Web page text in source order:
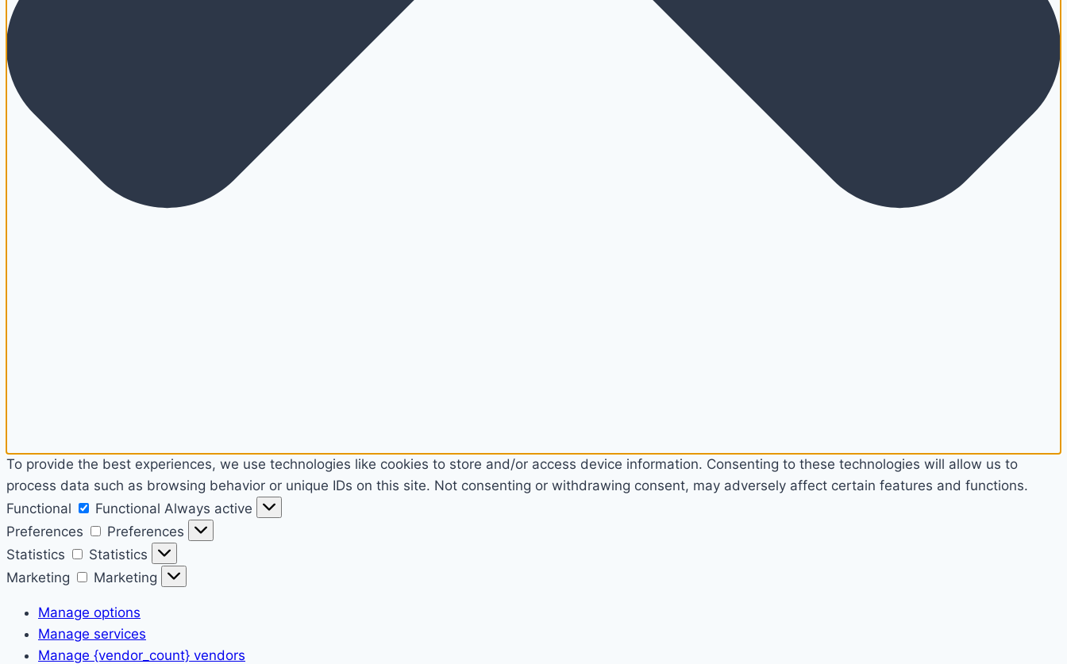
To provide the best experiences, we use technologies like cookies to store and/or access device information. Consenting to these technologies will allow us to
process data such as browsing behavior or unique IDs on this site. Not consenting or withdrawing consent, may adversely affect certain features and functions.
Functional
Functional Always active
Preferences
Preferences
Statistics
Statistics
Marketing
Marketing
Manage options
Manage services
Manage {vendor_count} vendors